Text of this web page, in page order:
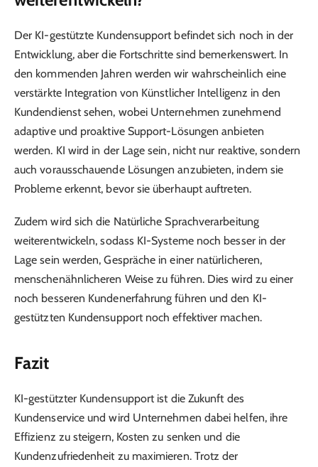
Der KI-gestützte Kundensupport befindet sich noch in der
Entwicklung, aber die Fortschritte sind bemerkenswert. In
den kommenden Jahren werden wir wahrscheinlich eine
verstärkte Integration von Künstlicher Intelligenz in den
Kundendienst sehen, wobei Unternehmen zunehmend
adaptive und proaktive Support-Lösungen anbieten
werden. KI wird in der Lage sein, nicht nur reaktive, sondern
auch vorausschauende Lösungen anzubieten, indem sie
Probleme erkennt, bevor sie überhaupt auftreten.
Zudem wird sich die Natürliche Sprachverarbeitung
weiterentwickeln, sodass KI-Systeme noch besser in der
Lage sein werden, Gespräche in einer natürlicheren,
menschenähnlicheren Weise zu führen. Dies wird zu einer
noch besseren Kundenerfahrung führen und den KI-
gestützten Kundensupport noch effektiver machen.
Fazit
KI-gestützter Kundensupport ist die Zukunft des
Kundenservice und wird Unternehmen dabei helfen, ihre
Effizienz zu steigern, Kosten zu senken und die
Kundenzufriedenheit zu maximieren. Trotz der